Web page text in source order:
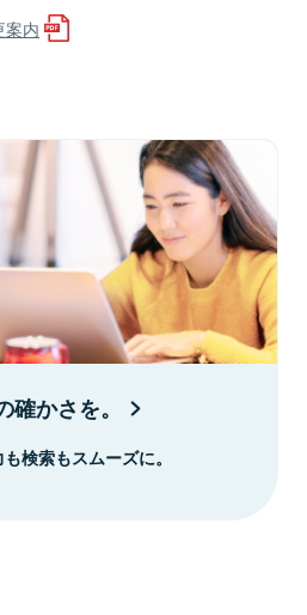
案内
かさを。
検索もスムーズに。